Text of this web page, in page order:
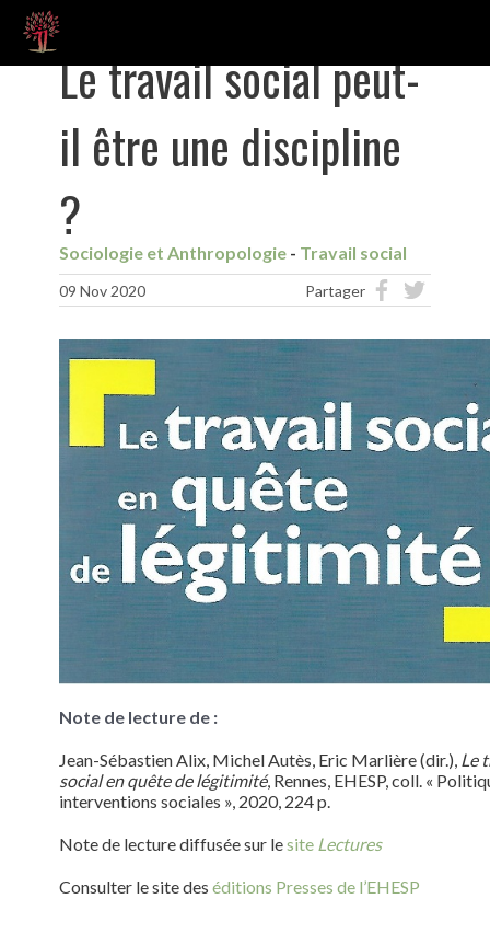
Le travail social peut-
il être une discipline
?
Sociologie et Anthropologie Travail social
09 Nov 2020 Partager
Note de lecture de :
Jean-Sébastien Alix, Michel Autès, Eric Marlière (dir.), Le
social en quête de légitimité, Rennes, EHESP, coll. «
interventions sociales », 2020, 224 p.
Note de lecture diffusée sur lesite Lectures
Consulter le site des éditions Presses de l’EHESP